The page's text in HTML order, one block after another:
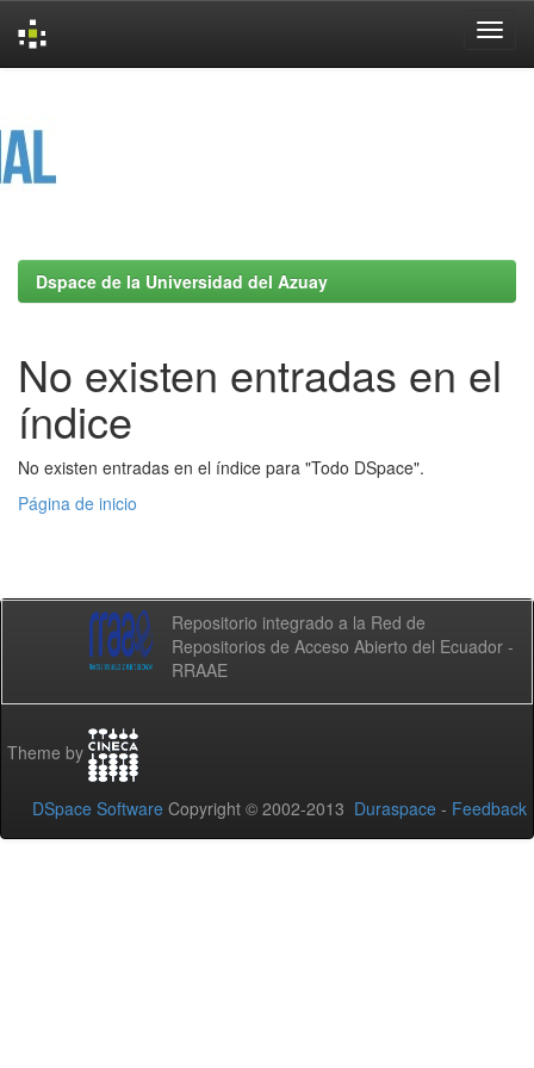
Dspace de la Universidad del Azuay
No existen entradas en el
índice
No existen entradas en el índice para "Todo DSpace".
Página de inicio
Repositorio integrado a la Red de
Repositorios de Acceso Abierto del Ecuador -
RRAAE
Theme by
DSpace Software Copyright © 2002-2013 Duraspace - Feedback